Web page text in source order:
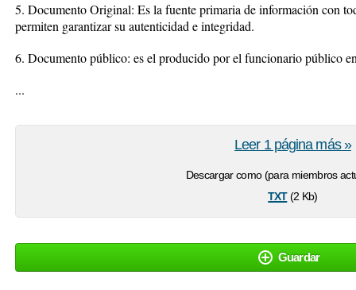
5. Documento Original: Es la fuente primaria de información con
permiten garantizar su autenticidad e integridad.
6. Documento público: es el producido por el funcionario público
...
Descargar como (para miembros
txt(2 Kb)
Leer 1 página más »
Guardar